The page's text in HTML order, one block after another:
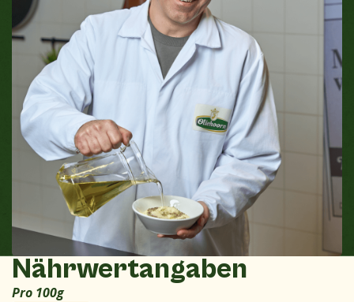
Nährwertangaben
Pro 100g